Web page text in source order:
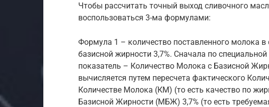
Чтобы рассчитать точный выход сливочного
воспользоваться 3-ма формулами:
Формула 1 – количество поставленного молока в
базисной жирности 3,7%. Сначала по
показатель – Количество Молока с Базисной
вычисляется путем пересчета фактического
Количестве Молока (КМ) (то есть качество по
Базисной Жирности (МБЖ) 3,7% (то есть